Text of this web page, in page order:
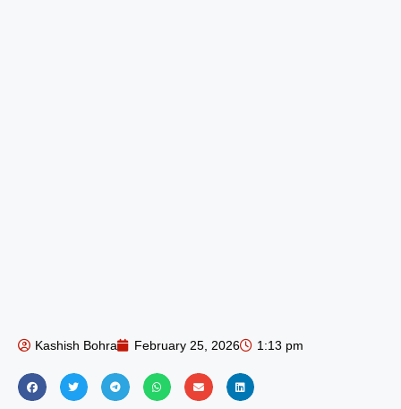
Kashish Bohra February 25, 2026 1:13 pm